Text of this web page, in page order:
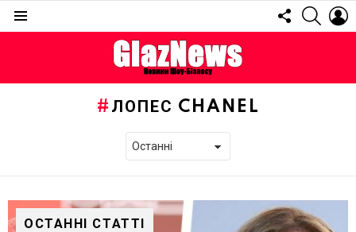
FOLLOW
US
ЛОПЕС CHANEL
ОСТАННІ СТАТТІ